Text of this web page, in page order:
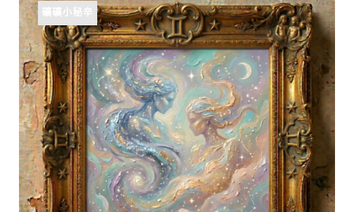
礦礦小秘辛